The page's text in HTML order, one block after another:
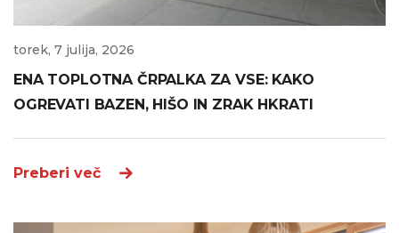
torek, 7 julija, 2026
ENA TOPLOTNA ČRPALKA ZA VSE: KAKO
OGREVATI BAZEN, HIŠO IN ZRAK HKRATI
Preberi več